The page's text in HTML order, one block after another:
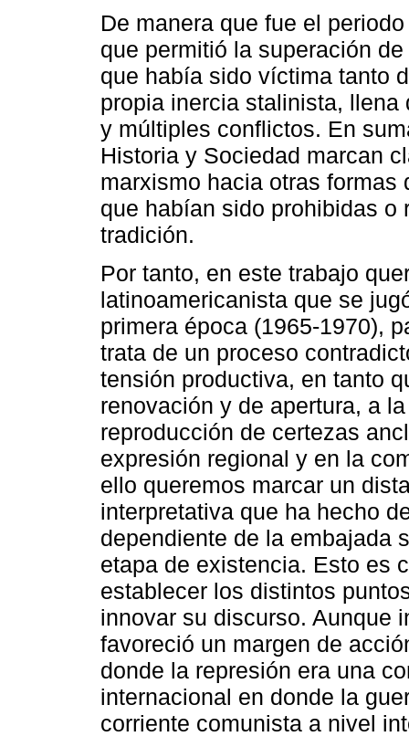
De manera que fue el
que permitió la superación
que había sido víctima tanto
propia inercia stalinista,
y múltiples conflictos. En
Historia y Sociedad marcan
marxismo hacia otras
que habían sido prohibidas o
tradición.
Por tanto, en este trabajo
latinoamericanista que se
primera época (1965-1970),
trata de un proceso
tensión productiva, en tanto
renovación y de apertura, a
reproducción de certezas
expresión regional y en la
ello queremos marcar un
interpretativa que ha hecho
dependiente de la embajada
etapa de existencia. Esto es
establecer los distintos
innovar su discurso. Aunque
favoreció un margen de
donde la represión era una
internacional en donde la
corriente comunista a nivel